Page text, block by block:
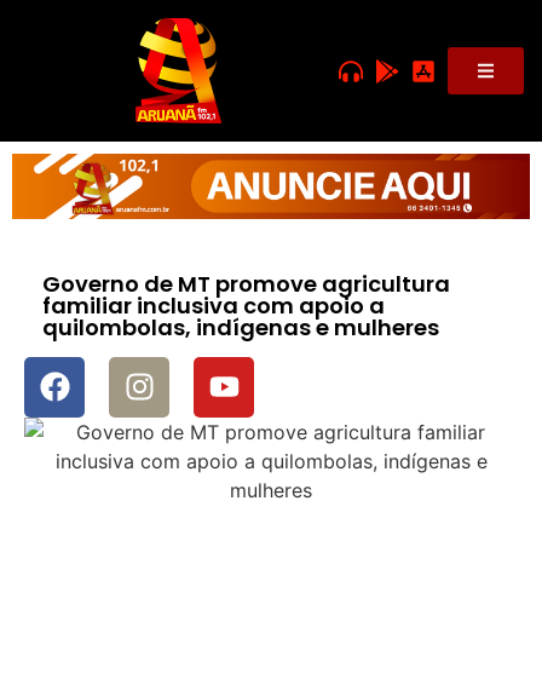
Governo de MT promove agricultura
familiar inclusiva com apoio a
quilombolas, indígenas e mulheres